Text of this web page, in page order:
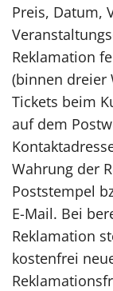
Preis, Datum,
Reklamation
(binnen dreier
Tickets beim
auf dem
Wahrung der
Poststempel
E-Mail. Bei
Reklamation
kostenfrei